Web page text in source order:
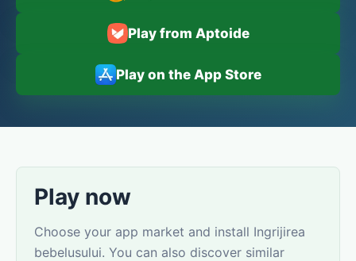
Play from Aptoide
Play on the App Store
Play now
Choose your app market and install Ingrijirea
bebelusului. You can also discover similar